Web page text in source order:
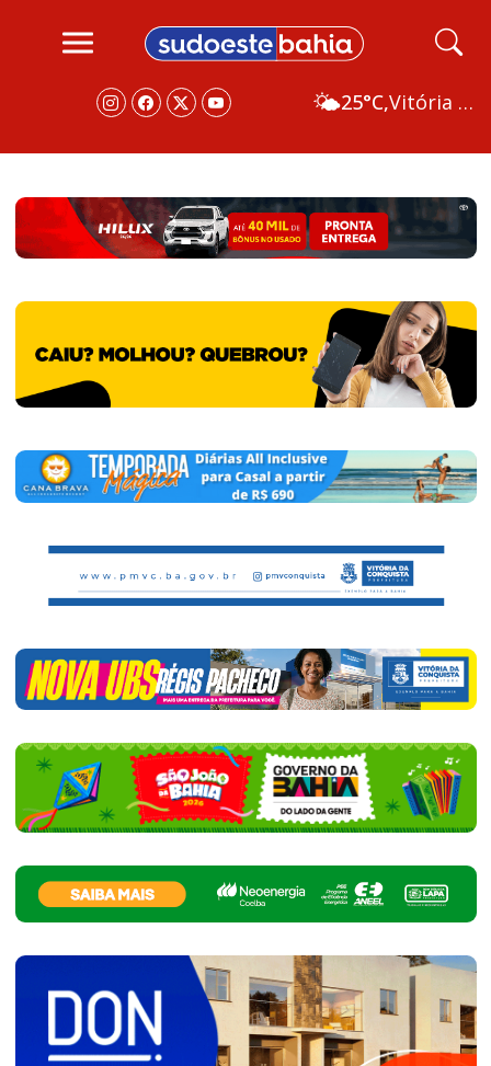
🌤️25°C, Vitória da Conquista